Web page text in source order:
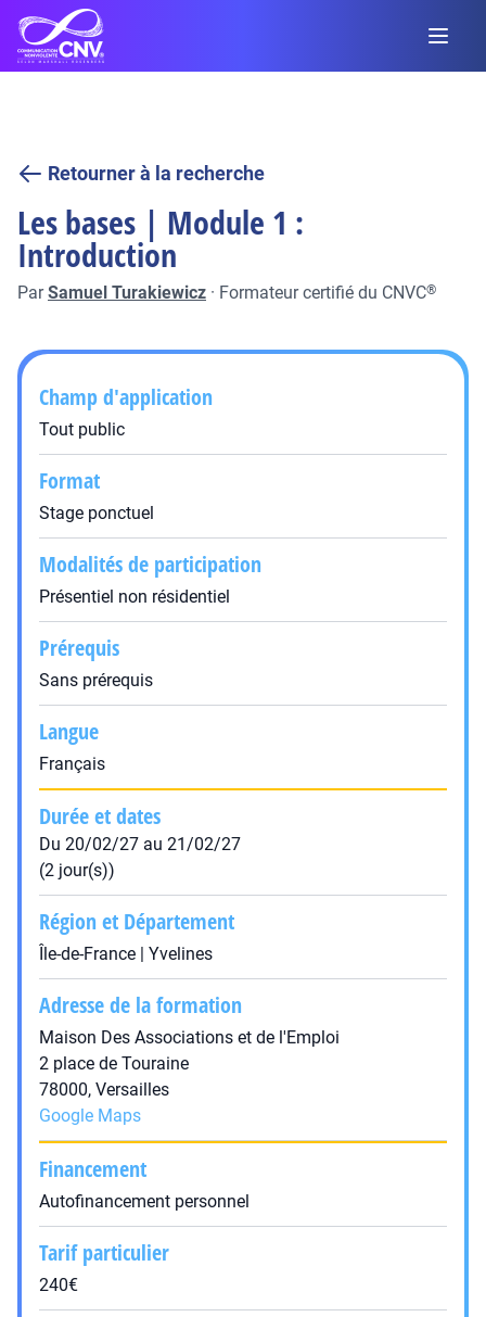
Retourner à la recherche
Les bases | Module 1 :
Introduction
ParSamuel Turakiewicz · Formateur certifié du CNVC®
Champ d'application
Tout public
Format
Stage ponctuel
Modalités de participation
Présentiel non résidentiel
Prérequis
Sans prérequis
Langue
Français
Durée et dates
Du 20/02/27 au 21/02/27
(2 jour(s))
Région et Département
Île-de-France | Yvelines
Adresse de la formation
Maison Des Associations et de l'Emploi
2 place de Touraine
78000, Versailles
Google Maps
Financement
Autofinancement personnel
Tarif particulier
240€